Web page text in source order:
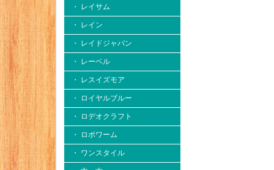
・ レイサム
・ レイン
・ レイドジャパン
・ レーベル
・ レスイズモア
・ ロイヤルブルー
・ ロデオクラフト
・ ロボワーム
・ ワンスタイル